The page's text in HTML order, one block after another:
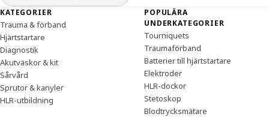
Sidfot
KATEGORIER
Trauma & förband
Hjärtstartare
Diagnostik
Akutväskor & kit
Sårvård
Sprutor & kanyler
HLR-utbildning
POPULÄRA
UNDERKATEGORIER
Tourniquets
Traumaförband
Batterier till hjärtstartare
Elektroder
HLR-dockor
Stetoskop
Blodtrycksmätare